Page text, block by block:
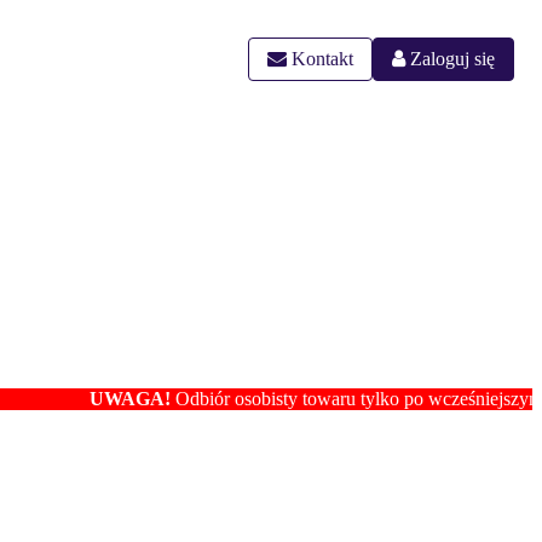
Kontakt Zaloguj się
UWAGA!Odbiór osobisty towaru tylko po wcześniejszym